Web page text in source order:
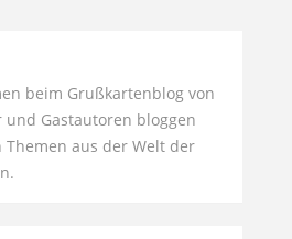
beim Grußkartenblog von
Gastautoren bloggen
aus der Welt der